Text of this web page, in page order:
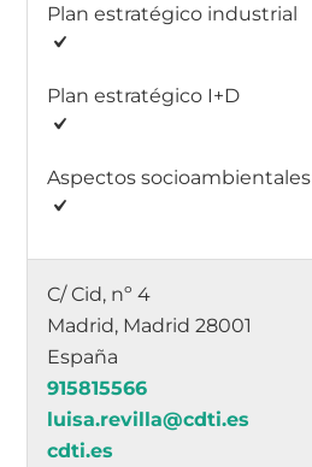
Plan estratégico industrial
Plan estratégico I+D
Aspectos socioambientales
C/ Cid, nº 4
Madrid, Madrid 28001
España
915815566
luisa.revilla@cdti.es
cdti.es